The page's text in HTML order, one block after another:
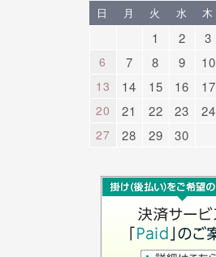
日 月 火 水 木
1 2 3
6
7 8 9 10
13
14 15 16 17
20
21 22 23 24
27
28 29 30